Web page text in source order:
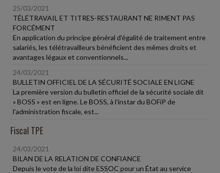
25/03/2021
TÉLÉTRAVAIL ET TITRES-RESTAURANT NE RIMENT PAS
FORCÉMENT
En application du principe général d'égalité de traitement entre
salariés, les télétravailleurs bénéficient des mêmes droits et
avantages légaux et conventionnels...
24/03/2021
BULLETIN OFFICIEL DE LA SÉCURITÉ SOCIALE EN LIGNE
La première version du bulletin officiel de la sécurité sociale dit
« BOSS » est en ligne. Le BOSS, à l'instar du BOFiP de
l'administration fiscale, est...
Fiscal TPE
24/03/2021
BILAN DE LA RELATION DE CONFIANCE
Depuis le vote de la loi dite ESSOC pour un État au service